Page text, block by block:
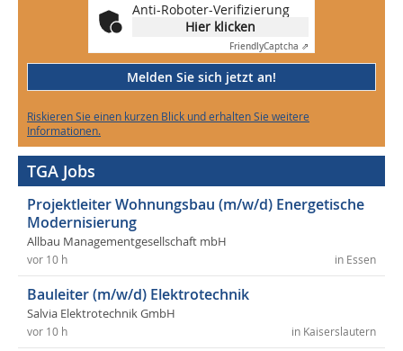
Anti-Roboter-Verifizierung
Hier klicken
FriendlyCaptcha ⇗
Melden Sie sich jetzt an!
Riskieren Sie einen kurzen Blick und erhalten Sie weitere
Informationen.
TGA Jobs
Projektleiter Wohnungsbau (m/w/d) Energetische
Modernisierung
Allbau Managementgesellschaft mbH
in Essen
vor 10 h
Bauleiter (m/w/d) Elektrotechnik
Salvia Elektrotechnik GmbH
in Kaiserslautern
vor 10 h